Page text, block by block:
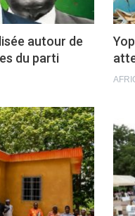
autour de
du parti